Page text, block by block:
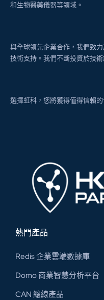
和生物醫藥儀器等領域。
與全球領先企業合作，我們致
技術支持。我們不斷投資於技
選擇虹科，您將獲得值得信賴
熱門產品
Redis 企業雲端數據庫
Domo 商業智慧分析平台
CAN 總線​產品